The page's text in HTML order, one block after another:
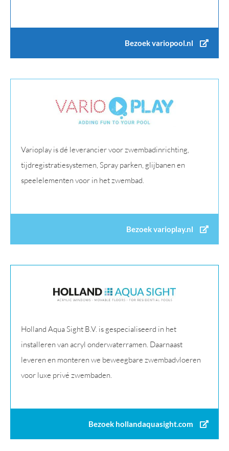
Bezoek variopool.nl
Varioplay is dé leverancier voor zwembadinrichting,
tijdregistratiesystemen, Spray parken, glijbanen en
speelelementen voor in het zwembad.
Bezoek varioplay.nl
Holland Aqua Sight B.V. is gespecialiseerd in het
installeren van acryl onderwaterramen. Daarnaast
leveren en monteren we beweegbare zwembadvloeren
voor luxe privé zwembaden.
Bezoek hollandaquasight.com